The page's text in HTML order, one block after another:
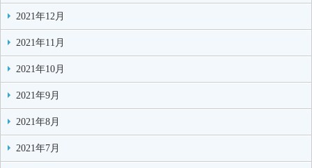
2021年12月
2021年11月
2021年10月
2021年9月
2021年8月
2021年7月